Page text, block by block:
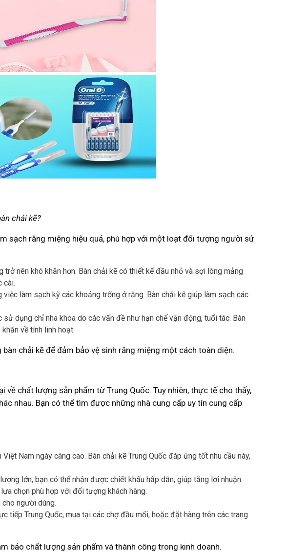
chải kẽ?
sạch răng miệng hiệu quả, phù hợp với một loạt đối tượng người sử
nên khó khăn hơn. Bàn chải kẽ có thiết kế đầu nhỏ và sợi lông mảng
cài.
làm sạch kỹ các khoảng trống ở răng. Bàn chải kẽ giúp làm sạch các
dụng chỉ nha khoa do các vấn đề như hạn chế vận động, tuổi tác. Bàn
về tính linh hoạt.
chải kẽ để đảm bảo vệ sinh răng miệng một cách toàn diện.
về chất lượng sản phẩm từ Trung Quốc. Tuy nhiên, thực tế cho thấy,
nhau. Bạn có thể tìm được những nhà cung cấp uy tín cung cấp
Nam ngày càng cao. Bàn chải kẽ Trung Quốc đáp ứng tốt nhu cầu này,
lớn, bạn có thể nhận được chiết khấu hấp dẫn, giúp tăng lợi nhuận.
chọn phù hợp với đối tượng khách hàng.
người dùng.
tiếp Trung Quốc, mua tại các chợ đầu mối, hoặc đặt hàng trên các trang
bảo chất lượng sản phẩm và thành công trong kinh doanh.